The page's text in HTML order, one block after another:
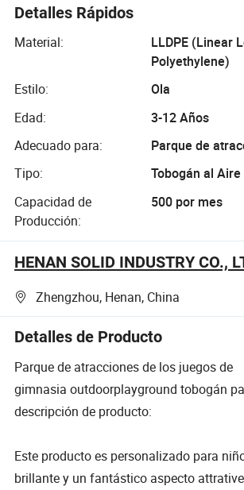
Detalles Rápidos
Material:
LLDPE (Linear
Polyethylene)
Estilo:
Ola
Edad:
3-12 Años
Adecuado para:
Parque de
Tipo:
Tobogán al
Capacidad de
Producción:
500 por mes
HENAN SOLID INDUSTRY CO.,
Zhengzhou, Henan, China
Detalles de Producto
Parque de atracciones de los juegos de
gimnasia outdoorplayground tobogán
descripción de producto:
Este producto es personalizado para
brillante y un fantástico aspecto